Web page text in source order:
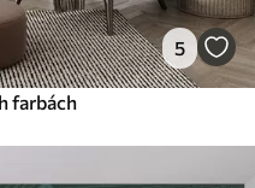
5
farbách